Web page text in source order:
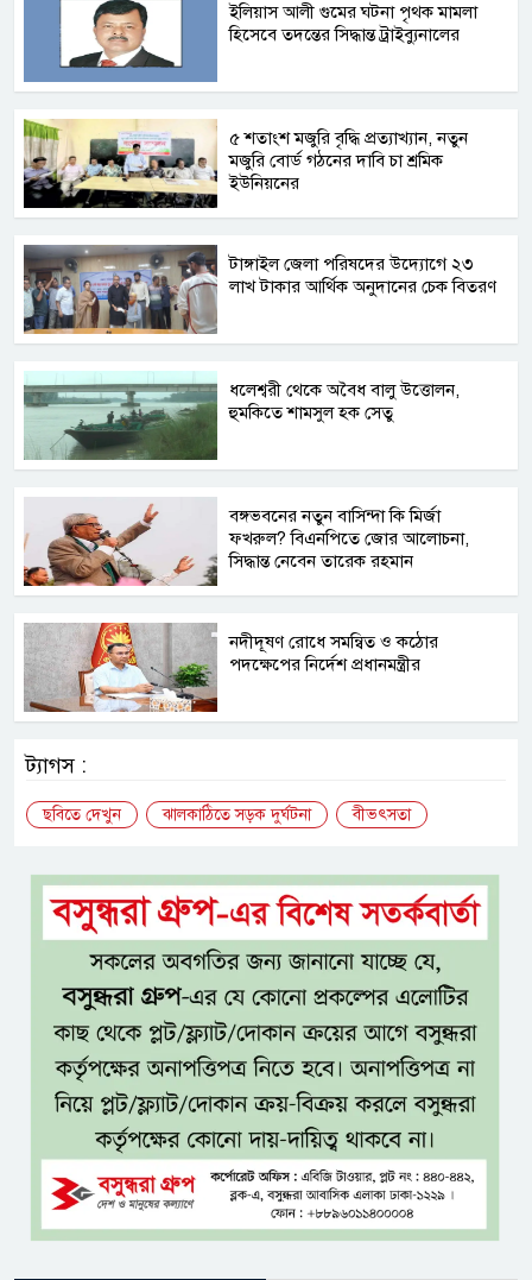
ইলিয়াস আলী গুমের ঘটনা পৃথক মামলা
হিসেবে তদন্তের সিদ্ধান্ত ট্রাইব্যুনালের
৫ শতাংশ মজুরি বৃদ্ধি প্রত্যাখ্যান, নতুন
মজুরি বোর্ড গঠনের দাবি চা শ্রমিক
ইউনিয়নের
টাঙ্গাইল জেলা পরিষদের উদ্যোগে ২৩
লাখ টাকার আর্থিক অনুদানের চেক বিতরণ
ধলেশ্বরী থেকে অবৈধ বালু উত্তোলন,
হুমকিতে শামসুল হক সেতু
বঙ্গভবনের নতুন বাসিন্দা কি মির্জা
ফখরুল? বিএনপিতে জোর আলোচনা,
সিদ্ধান্ত নেবেন তারেক রহমান
নদীদূষণ রোধে সমন্বিত ও কঠোর
পদক্ষেপের নির্দেশ প্রধানমন্ত্রীর
ট্যাগস :
ছবিতে দেখুন ঝালকাঠিতে সড়ক দুর্ঘটনা বীভৎসতা